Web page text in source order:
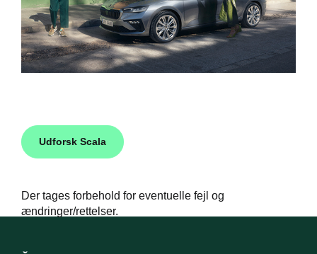
Udforsk Scala
Der tages forbehold for eventuelle fejl og
ændringer/rettelser.